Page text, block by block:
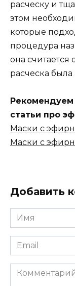
расческу и
этом
которые
процедура
она считается
расческа
статьи про
Маски с
Маски с
Добавить
Имя
*
Email
*
Комментарий